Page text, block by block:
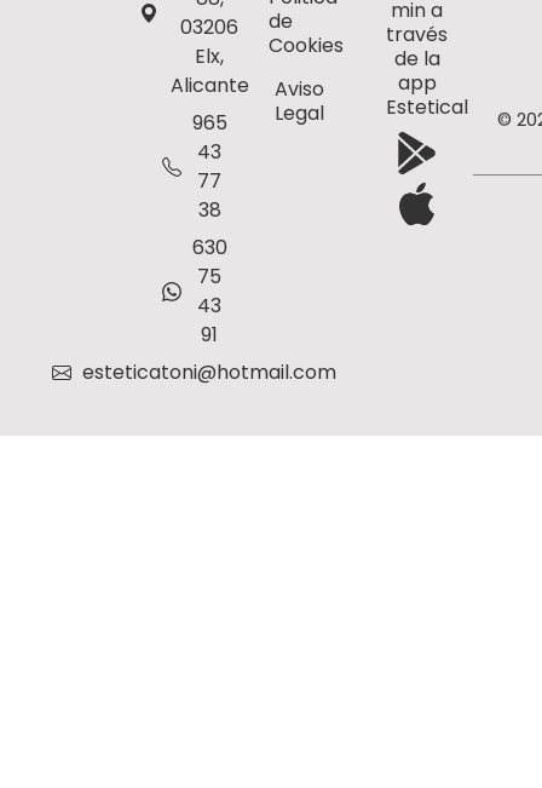
03206
Elx,
Alicante
965
43
77
38
630
75
43
91
esteticatoni@hotmail.com
de
Cookies
Aviso
Legal
min a
través
de la
app
Estetical
©